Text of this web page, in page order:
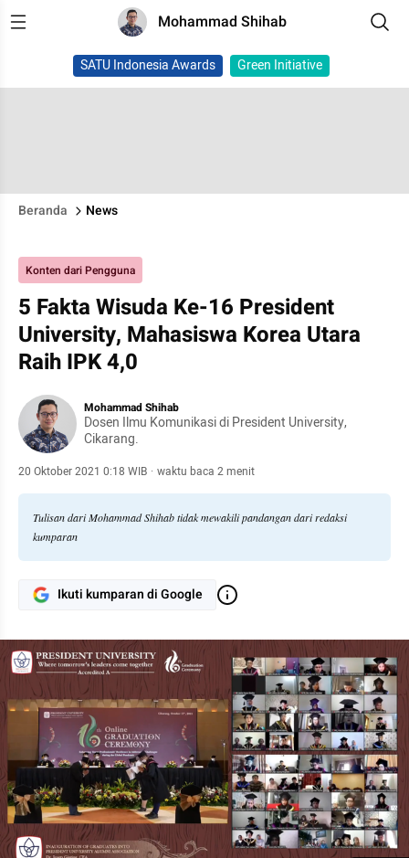
Mohammad Shihab
SATU Indonesia Awards Green Initiative
Beranda News
Konten dari Pengguna
5 Fakta Wisuda Ke-16 President
University, Mahasiswa Korea Utara
Raih IPK 4,0
Mohammad Shihab
Dosen Ilmu Komunikasi di President University,
Cikarang.
20 Oktober 2021 0:18 WIB · waktu baca 2 menit
Tulisan dari Mohammad Shihab tidak mewakili pandangan dari redaksi
kumparan
Ikuti kumparan di Google